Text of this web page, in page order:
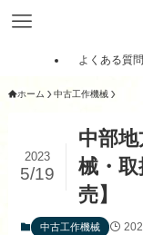
よくある質
ホーム 中古工作機械
中部
械・
売】
2023
5/19
中古工作機械